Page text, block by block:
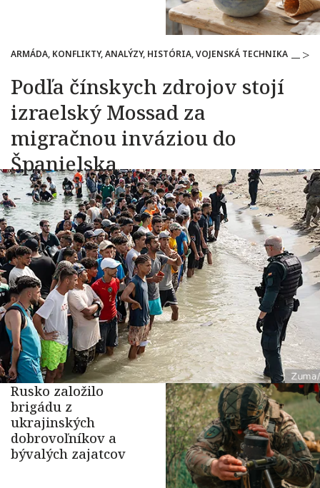
ARMÁDA, KONFLIKTY, ANALÝZY, HISTÓRIA, VOJENSKÁ TECHNIKA